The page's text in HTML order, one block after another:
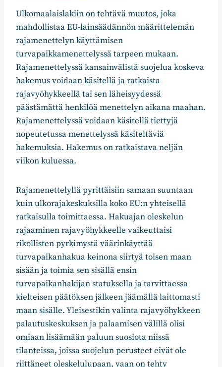
Ulkomaalaislakiin on tehtävä muutos, joka
mahdollistaa EU-lainsäädännön määrittelemän
rajamenettelyn käyttämisen
turvapaikkamenettelyssä tarpeen mukaan.
Rajamenettelyssä kansainvälistä suojelua koskeva
hakemus voidaan käsitellä ja ratkaista
rajavyöhykkeellä tai sen läheisyydessä
päästämättä henkilöä menettelyn aikana maahan.
Rajamenettelyssä voidaan käsitellä tiettyjä
nopeutetussa menettelyssä käsiteltäviä
hakemuksia. Hakemus on ratkaistava neljän
viikon kuluessa.
Rajamenettelyllä pyrittäisiin samaan suuntaan
kuin ulkorajakeskuksilla koko EU:n yhteisellä
ratkaisulla toimittaessa. Hakuajan oleskelun
rajaaminen rajavyöhykkeelle vaikeuttaisi
rikollisten pyrkimystä väärinkäyttää
turvapaikanhakua keinona siirtyä toisen maan
sisään ja toimia sen sisällä ensin
turvapaikanhakijan statuksella ja tarvittaessa
kielteisen päätöksen jälkeen jäämällä laittomasti
maan sisälle. Yleisestikin valinta rajavyöhykkeen
palautuskeskuksen ja palaamisen välillä olisi
omiaan lisäämään paluun suosiota niissä
tilanteissa, joissa suojelun perusteet eivät ole
riittäneet oleskelulupaan, vaan on tehty